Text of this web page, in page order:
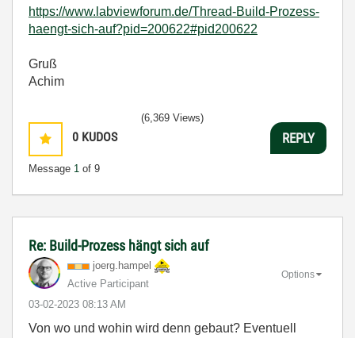
https://www.labviewforum.de/Thread-Build-Prozess-
haengt-sich-auf?pid=200622#pid200622
Gruß
Achim
0 KUDOS
Message 1 of 9
(6,369 Views)
REPLY
Re: Build-Prozess hängt sich auf
joerg.hampel
Active Participant
‎03-02-2023 08:13 AM
Options
Von wo und wohin wird denn gebaut? Eventuell